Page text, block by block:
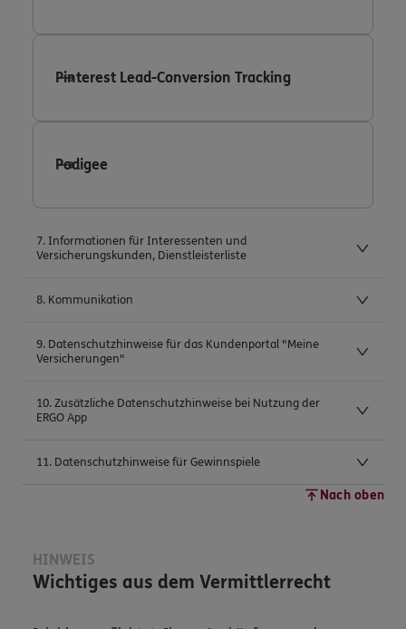
Pinterest Lead-Conversion Tracking
Podigee
7. Informationen für Interessenten und
Versicherungskunden, Dienstleisterliste
8. Kommunikation
9. Datenschutzhinweise für das Kundenportal "Meine
Versicherungen"
10. Zusätzliche Datenschutzhinweise bei Nutzung der
ERGO App
11. Datenschutzhinweise für Gewinnspiele
Nach oben
HINWEIS
Wichtiges aus dem Vermittlerrecht